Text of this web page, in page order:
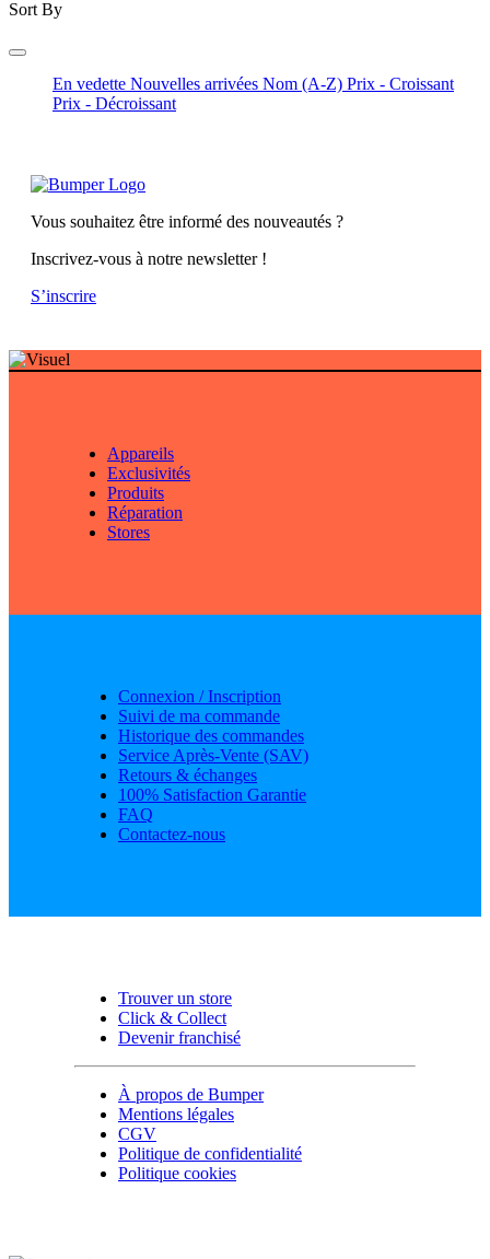
Sort By
En vedette Nouvelles arrivées Nom (A-Z) Prix - Croissant
Prix - Décroissant
Vous souhaitez être informé des nouveautés ?
Inscrivez-vous à notre newsletter !
S’inscrire
Appareils
Exclusivités
Produits
Réparation
Stores
Connexion / Inscription
Suivi de ma commande
Historique des commandes
Service Après-Vente (SAV)
Retours & échanges
100% Satisfaction Garantie
FAQ
Contactez-nous
Trouver un store
Click & Collect
Devenir franchisé
À propos de Bumper
Mentions légales
CGV
Politique de confidentialité
Politique cookies